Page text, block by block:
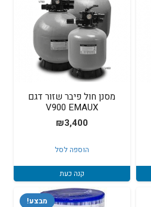
מסנן חול פיבר שזור דגם
V900 EMAUX
₪3,400
הוספה לסל
קנה כעת
מבצע!